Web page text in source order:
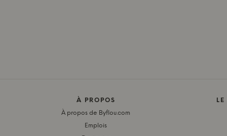
À PROPOS
À propos de Byflou.com
Emplois